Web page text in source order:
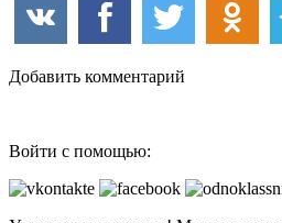
Добавить комментарий
Войти с помощью: